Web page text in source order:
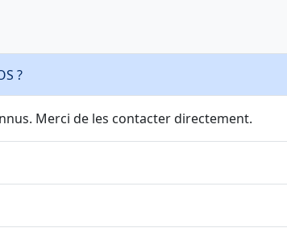
Quels sont les horaires d'ouverture de 3G Immo Hervé BIGOS ?
Merci de les contacter directement.